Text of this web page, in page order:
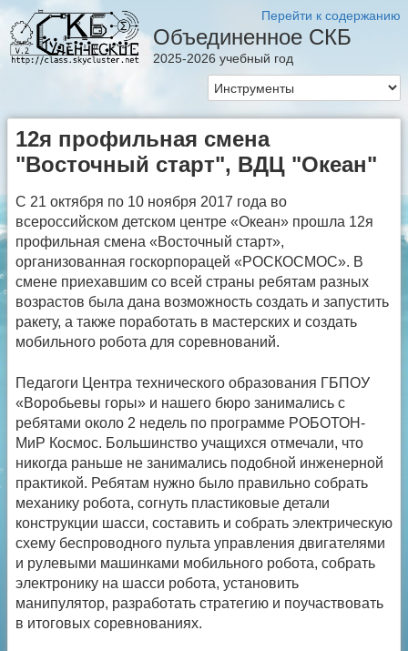
Перейти к содержанию
Объединенное СКБ
2025-2026 учебный год
12я профильная смена
"Восточный старт", ВДЦ "Океан"
С 21 октября по 10 ноября 2017 года во
всероссийском детском центре «Океан» прошла 12я
профильная смена «Восточный старт»,
организованная госкорпорацей «РОСКОСМОС». В
смене приехавшим со всей страны ребятам разных
возрастов была дана возможность создать и запустить
ракету, а также поработать в мастерских и создать
мобильного робота для соревнований.
Педагоги Центра технического образования ГБПОУ
«Воробьевы горы» и нашего бюро занимались с
ребятами около 2 недель по программе РОБОТОН-
МиР Космос. Большинство учащихся отмечали, что
никогда раньше не занимались подобной инженерной
практикой. Ребятам нужно было правильно собрать
механику робота, согнуть пластиковые детали
конструкции шасси, составить и собрать электрическую
схему беспроводного пульта управления двигателями
и рулевыми машинками мобильного робота, собрать
электронику на шасси робота, установить
манипулятор, разработать стратегию и поучаствовать
в итоговых соревнованиях.